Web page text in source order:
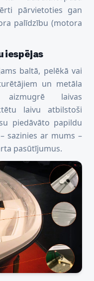
pārvietoties gan
palīdzību (motora
iespējas
baltā, pelēkā vai
un metāla
laivas
laivu atbilstoši
piedāvāto papildu
sazinies ar mums –
pasūtījumus.